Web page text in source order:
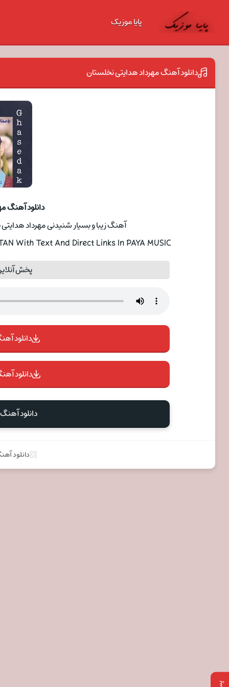
پایا موزیک
دانلود آهنگ مهرداد هدایتی نخلستان
دانلود آهنگ
آهنگ زیبا و بسیار شنیدنی مهرداد هدایتی
With Text And Direct Links In PAYA MUSIC
پخش
دانلود
دانلود
دانلود
دانلود